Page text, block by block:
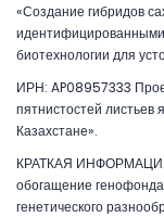
«Создание гибридов
идентифицированными
биотехнологии для
ИРН: AP08957333
пятнистостей
Казахстане».
КРАТКАЯ
обогащение
генетического